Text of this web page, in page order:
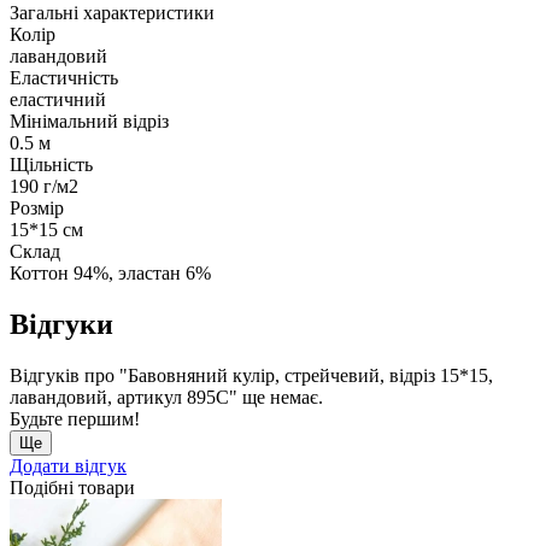
Загальні характеристики
Колір
лавандовий
Еластичність
еластичний
Мінімальний відріз
0.5 м
Щільність
190 г/м2
Розмір
15*15 см
Склад
Коттон 94%, эластан 6%
Відгуки
Відгуків про "Бавовняний кулір, стрейчевий, відріз 15*15,
лавандовий, артикул 895С" ще немає.
Будьте першим!
Ще
Додати відгук
Подібні товари